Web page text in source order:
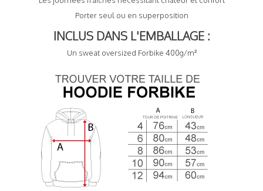
Porter seul ou en superposition
INCLUS DANS L'EMBALLAGE :
Un sweat oversized Forbike 400g/m²